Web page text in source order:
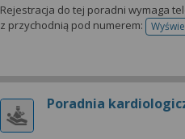
Rejestracja do tej poradni wymaga
z przychodnią pod numerem:
Poradnia